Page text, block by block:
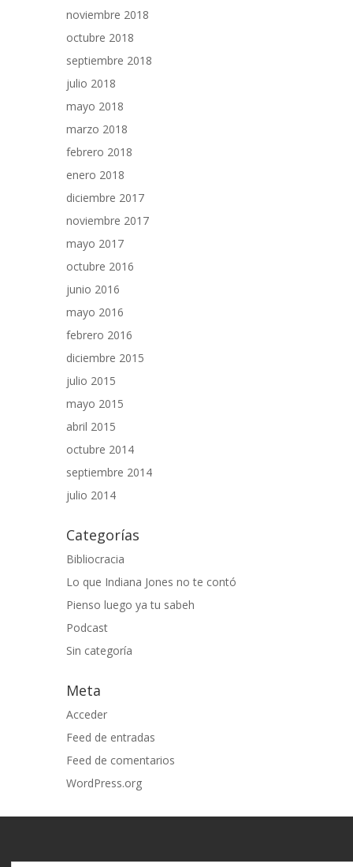
noviembre 2018
octubre 2018
septiembre 2018
julio 2018
mayo 2018
marzo 2018
febrero 2018
enero 2018
diciembre 2017
noviembre 2017
mayo 2017
octubre 2016
junio 2016
mayo 2016
febrero 2016
diciembre 2015
julio 2015
mayo 2015
abril 2015
octubre 2014
septiembre 2014
julio 2014
Categorías
Bibliocracia
Lo que Indiana Jones no te contó
Pienso luego ya tu sabeh
Podcast
Sin categoría
Meta
Acceder
Feed de entradas
Feed de comentarios
WordPress.org